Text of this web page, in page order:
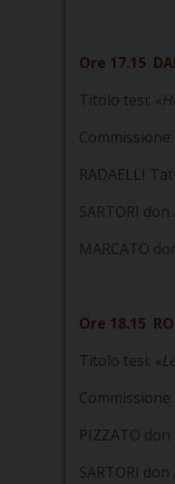
Ore 17.15
Titolo tesi:
Commissione:
RADAELLI
SARTORI
MARCATO
Ore 18.15
Titolo tesi:
Commissione:
PIZZATO
SARTORI